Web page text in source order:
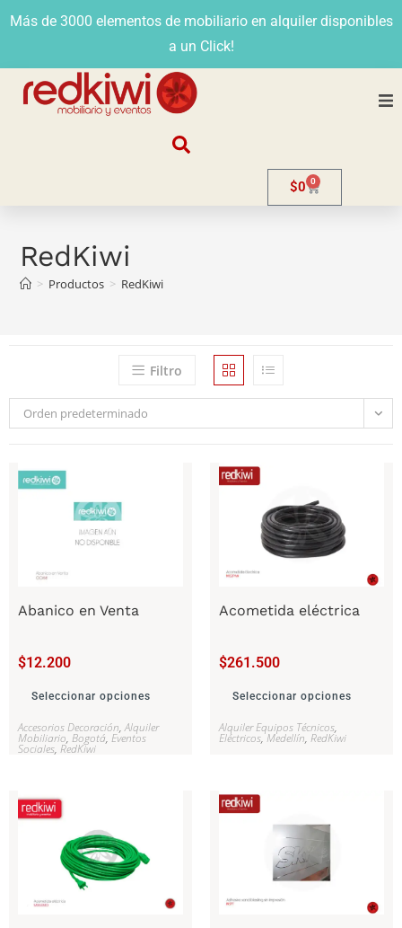
Más de 3000 elementos de mobiliario en alquiler disponibles
a un Click!
Contacto
$0 0
RedKiwi
> Productos > RedKiwi
Filtro
Orden predeterminado
Abanico en Venta
$12.200
Seleccionar opciones
Accesorios Decoración,Alquiler
Mobiliario, Bogotá, Eventos
Sociales, RedKiwi
Acometida eléctrica
$261.500
Seleccionar opciones
Alquiler Equipos Técnicos,
Eléctricos,Medellín, RedKiwi